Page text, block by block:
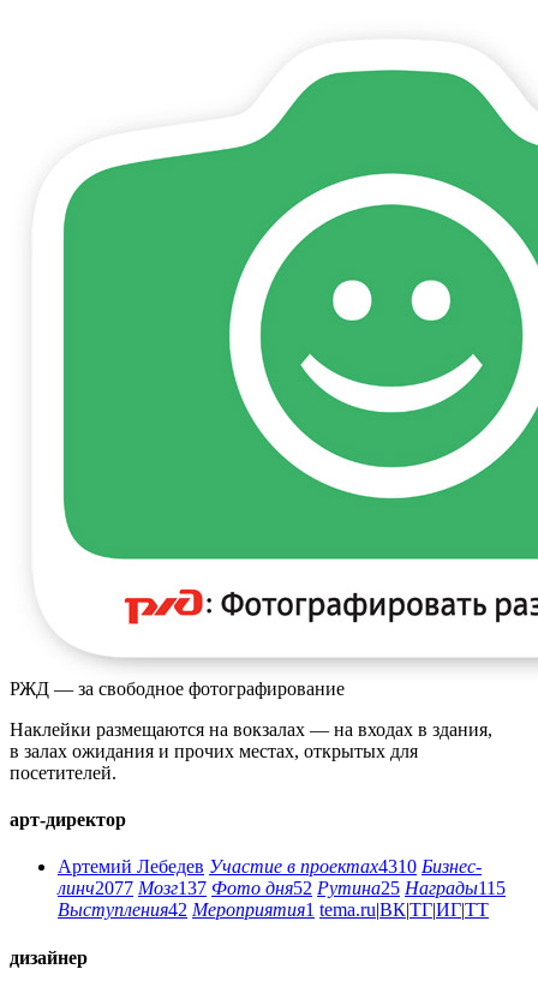
РЖД — за свободное фотографирование
Наклейки размещаются на вокзалах — на входах в здания,
в залах ожидания и прочих местах, открытых для
посетителей.
арт-директор
Артемий Лебедев Участие в проектах4310 Бизнес-
линч2077 Мозг137 Фото дня52 Рутина25 Награды115
Выступления42 Мероприятия1 tema.ru|ВК|ТГ|ИГ|ТТ
дизайнер